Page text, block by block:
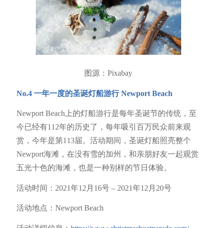
图源：Pixabay
No.4 一年一度的圣诞灯船游行Newport Beach
Newport Beach上的灯船游行是每年圣诞节的传统，至
今已经有112年的历史了，每年吸引百万民众前来观
赏，今年是第113届。活动期间，圣诞灯船照亮整个
Newport海滩，在没有雪的加州，和亲朋好友一起观赏
五光十色的海滩，也是一种别样的节日体验。
活动时间：2021年12月16号 – 2021年12月20号
活动地点：Newport Beach